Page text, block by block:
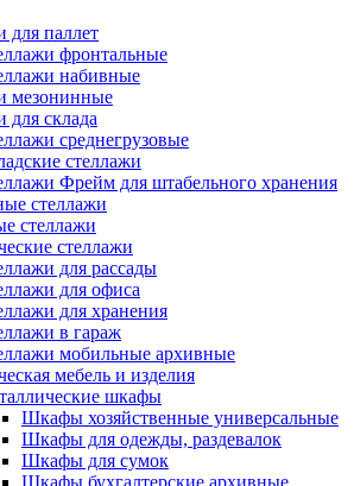
для паллет
фронтальные
набивные
мезонинные
для склада
среднегрузовые
стеллажи
Фрейм для штабельного хранения
стеллажи
стеллажи
стеллажи
для рассады
для офиса
для хранения
в гараж
мобильные архивные
мебель и изделия
шкафы
Шкафы хозяйственные универсальные
Шкафы для одежды, раздевалок
Шкафы для сумок
Шкафы бухгалтерские архивные